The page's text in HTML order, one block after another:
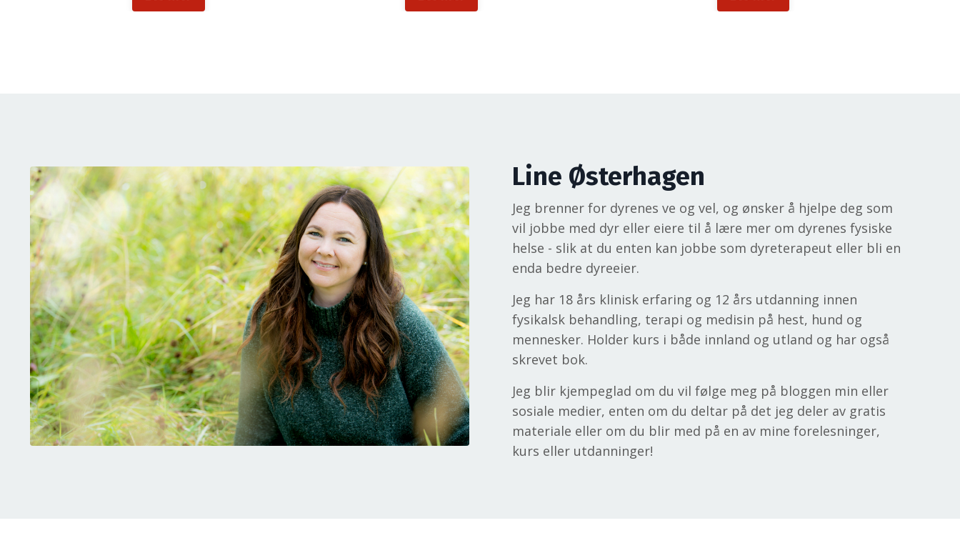
Line Østerhagen
Jeg brenner for dyrenes ve og vel, og ønsker å hjelpe deg som
vil jobbe med dyr eller eiere til å lære mer om dyrenes fysiske
helse - slik at du enten kan jobbe som dyreterapeut eller bli en
enda bedre dyreeier.
Jeg har 18 års klinisk erfaring og 12 års utdanning innen
fysikalsk behandling, terapi og medisin på hest, hund og
mennesker. Holder kurs i både innland og utland og har også
skrevet bok.
Jeg blir kjempeglad om du vil følge meg på bloggen min eller
sosiale medier, enten om du deltar på det jeg deler av gratis
materiale eller om du blir med på en av mine forelesninger,
kurs eller utdanninger!